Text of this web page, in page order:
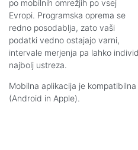
po mobilnih omrežjih po vsej
Evropi. Programska oprema se
redno posodablja, zato vaši
podatki vedno ostajajo varni,
intervale merjenja pa lahko
najbolj ustreza.
Mobilna aplikacija je
(Android in Apple).